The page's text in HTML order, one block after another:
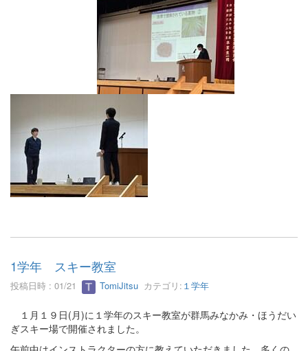
1学年 スキー教室
投稿日時 : 01/21 TomiJitsu カテゴリ: １学年
１月１９日(月)に１学年のスキー教室が群馬みなかみ・ほうだい
ぎスキー場で開催されました。